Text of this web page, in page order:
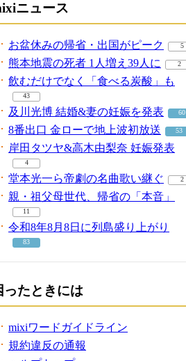
ニュース
お盆休みの帰省・出国がピーク 5
熊本地震の死者 1人増え39人に 2
飲むだけでなく「食べる炭酸」も
43
及川光博 結婚&妻の妊娠を発表 60
8番出口 金ローで地上波初放送 53
岸田タツヤ&高木由梨奈 妊娠発表
4
堂本光一ら帝劇の名曲歌い継ぐ 2
親・祖父母世代、帰省の「本音」
11
令和8年8月8日に列島盛り上がり
83
ったときには
mixiワードガイドライン
規約違反の通報